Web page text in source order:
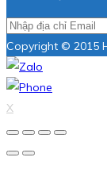
Copyright © 2015
X